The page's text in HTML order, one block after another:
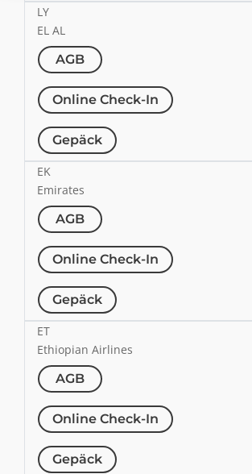
LY
EL AL
AGB
Online Check-In
Gepäck
EK
Emirates
AGB
Online Check-In
Gepäck
ET
Ethiopian Airlines
AGB
Online Check-In
Gepäck